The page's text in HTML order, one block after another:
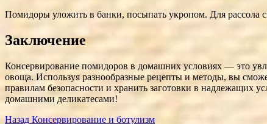
Помидоры уложить в банки, посыпать укропом. Для рассола
Заключение
Консервирование помидоров в домашних условиях — это
овоща. Используя разнообразные рецепты и методы, вы
правилам безопасности и хранить заготовки в надлежащих
домашними деликатесами!
Назад Консервирование и ботулизм